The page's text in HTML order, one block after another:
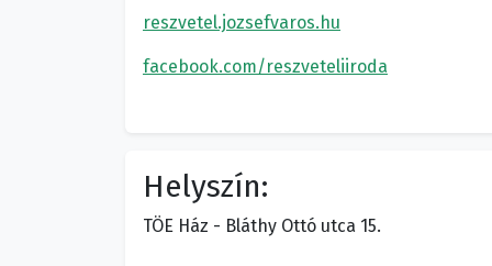
reszvetel.jozsefvaros.hu
facebook.com/reszveteliiroda
Helyszín:
TÖE Ház - Bláthy Ottó utca 15.